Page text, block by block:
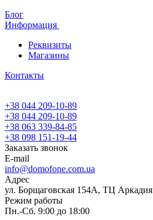
Блог
Информация
Реквизиты
Магазины
Контакты
+38 044 209-10-89
+38 044 209-10-89
+38 063 339-84-85
+38 098 151-19-44
Заказать звонок
E-mail
info@domofone.com.ua
Адрес
ул. Борщаговская 154А, ТЦ Аркадия
Режим работы
Пн.-Сб. 9:00 до 18:00